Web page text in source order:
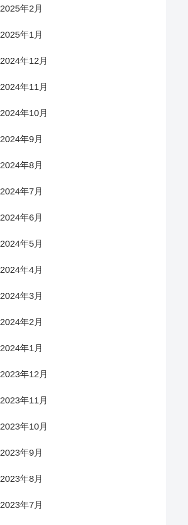
2025年2月
2025年1月
2024年12月
2024年11月
2024年10月
2024年9月
2024年8月
2024年7月
2024年6月
2024年5月
2024年4月
2024年3月
2024年2月
2024年1月
2023年12月
2023年11月
2023年10月
2023年9月
2023年8月
2023年7月